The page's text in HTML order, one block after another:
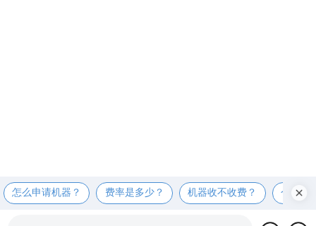
怎么申请机器？ 费率是多少？ 机器收不收费？ 个人可